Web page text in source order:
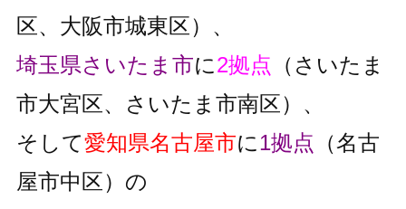
区、大阪市城東区）、
埼玉県さいたま市に2拠点 （さいたま
市大宮区、さいたま市南区）、
そして愛知県名古屋市に1拠点 （名古
屋市中区）の